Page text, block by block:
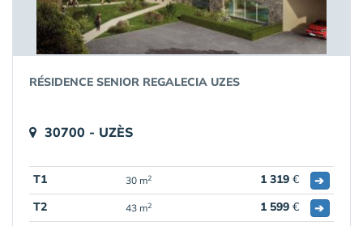
RÉSIDENCE SENIOR REGALECIA UZES
30700 - UZÈS
T1 30 m2 1 319 €
➔
T2
43 m2 1 599 €
➔